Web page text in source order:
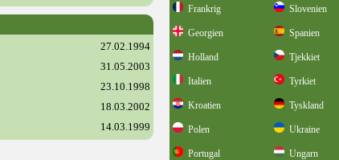
27.02.1994
31.05.2003
23.10.1998
18.03.2002
14.03.1999
Frankrig Slovenien
Georgien Spanien
Holland Tjekkiet
Italien Tyrkiet
Kroatien Tyskland
Polen Ukraine
Portugal Ungarn